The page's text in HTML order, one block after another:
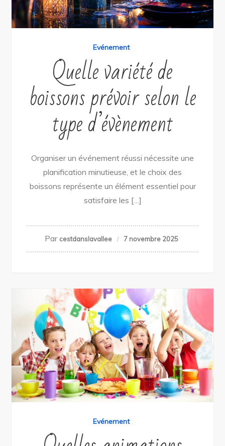
Evénement
Quelle variété de
boissons prévoir selon le
type d’évènement
Organiser un événement réussi nécessite une
planification minutieuse, et le choix des
boissons représente un élément essentiel pour
satisfaire les […]
Par cestdanslavallee 7 novembre 2025
Evénement